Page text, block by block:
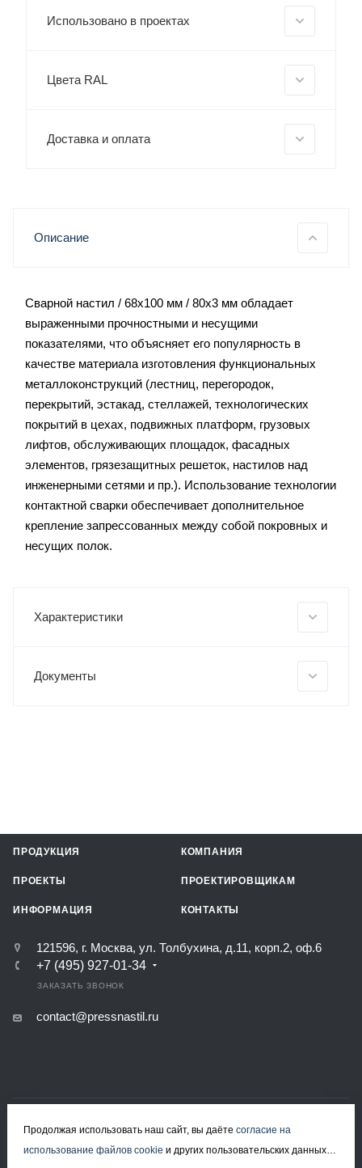
Использовано в проектах
Цвета RAL
Доставка и оплата
Описание
Сварной настил / 68х100 мм / 80х3 мм обладает
выраженными прочностными и несущими
показателями, что объясняет его популярность в
качестве материала изготовления функциональных
металлоконструкций (лестниц, перегородок,
перекрытий, эстакад, стеллажей, технологических
покрытий в цехах, подвижных платформ, грузовых
лифтов, обслуживающих площадок, фасадных
элементов, грязезащитных решеток, настилов над
инженерными сетями и пр.). Использование технологии
контактной сварки обеспечивает дополнительное
крепление запрессованных между собой покровных и
несущих полок.
Характеристики
Документы
ПРОДУКЦИЯ КОМПАНИЯ
ПРОЕКТЫ ПРОЕКТИРОВЩИКАМ
ИНФОРМАЦИЯ КОНТАКТЫ
121596, г. Москва, ул. Толбухина, д.11, корп.2, оф.6
+7 (495) 927-01-34
ЗАКАЗАТЬ ЗВОНОК
contact@pressnastil.ru
ПОЛИТИКА ИСПОЛЬЗОВАНИЯ ФАЙЛОВ COOKIE
СОГЛАСИЕ НА ОБРАБОТКУ ПЕРСОНАЛЬНЫХ ДАННЫХ
Продолжая использовать наш сайт, вы даёте согласие на
использование файлов cookie